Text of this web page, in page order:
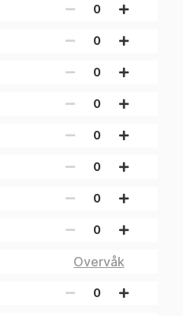
0
0
0
0
0
0
0
0
Overvåk
0